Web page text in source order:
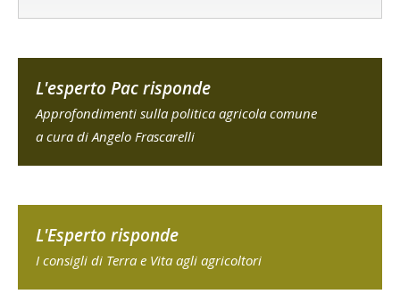
L'esperto Pac risponde
Approfondimenti sulla politica agricola comune
a cura di Angelo Frascarelli
L'Esperto risponde
I consigli di Terra e Vita agli agricoltori